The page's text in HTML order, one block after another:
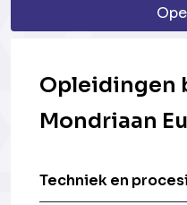
Opleidingen
Mondriaan
Techniek en